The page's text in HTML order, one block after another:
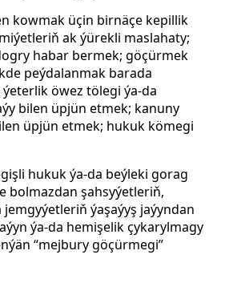
kowmak üçin birnäçe kepillik
ak ýürekli maslahaty;
habar bermek; göçürmek
peýdalanmak barada
öwez tölegi ýa-da
bilen üpjün etmek; kanuny
üpjün etmek; hukuk kömegi
hukuk ýa-da beýleki gorag
bolmazdan şahsyýetleriň,
ýaşaýyş jaýyndan
ýa-da hemişelik çykarylmagy
“mejbury göçürmegi”